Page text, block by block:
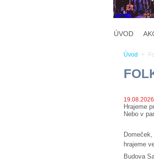
Úvod >
Hrajeme
Nebo v
hrajeme
Budova
ÚVOD